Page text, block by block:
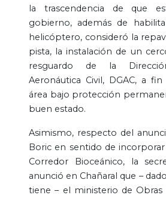
la trascendencia de que
gobierno, además de
helicóptero, consideró la
pista, la instalación de un
resguardo de la
Aeronáutica Civil, DGAC, a
área bajo protección
buen estado.
Asimismo, respecto del
Boric en sentido de
Corredor Bioceánico, la
anunció en Chañaral que –
tiene – el ministerio de Obras